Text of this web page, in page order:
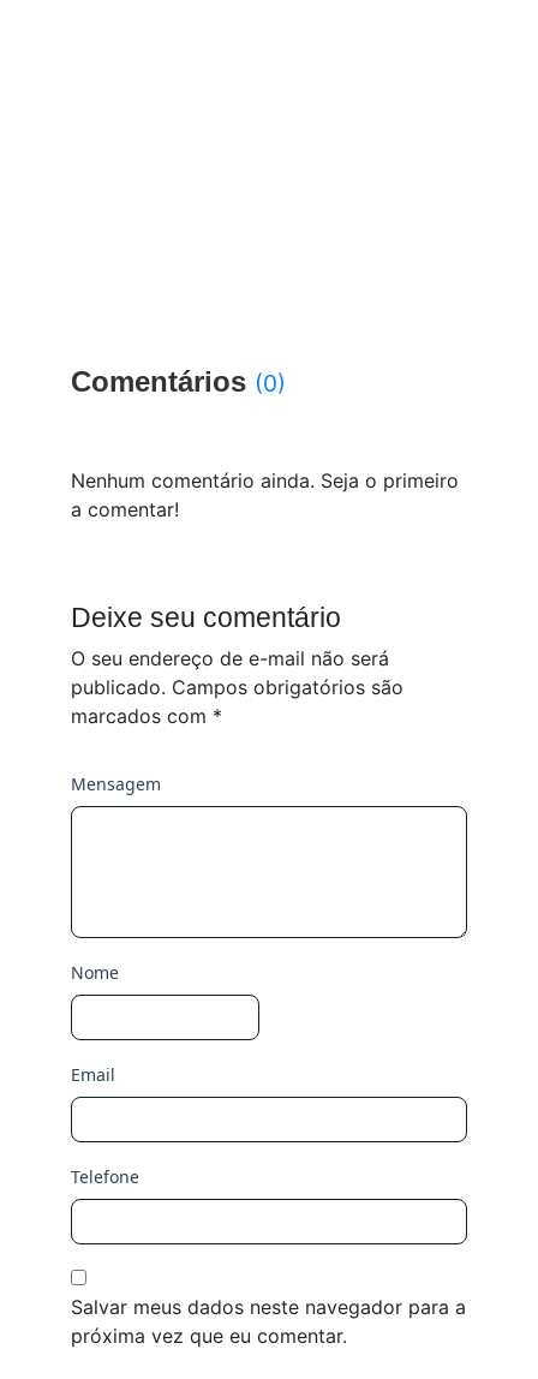
Comentários (0)
Nenhum comentário ainda. Seja o primeiro
a comentar!
Deixe seu comentário
O seu endereço de e-mail não será
publicado. Campos obrigatórios são
marcados com *
Mensagem
Nome
Email
Telefone
Salvar meus dados neste navegador para a
próxima vez que eu comentar.